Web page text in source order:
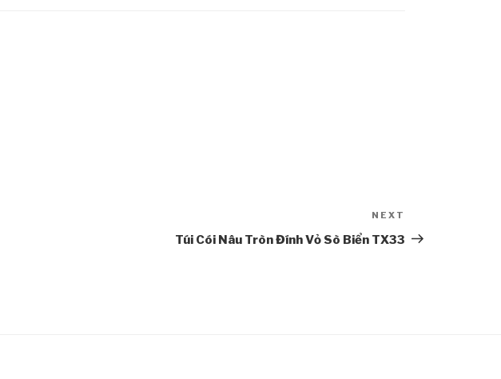
Post
NEXT
Túi Cói Nâu Tròn Đính Vỏ Sò Biển TX33